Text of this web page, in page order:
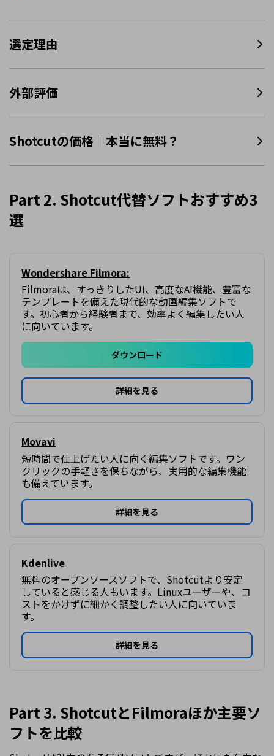
選定理由
外部評価
Shotcutの価格｜本当に無料？
Part 2. Shotcut代替ソフトおすすめ3
選
Wondershare Filmora:
Filmoraは、すっきりしたUI、高度なAI機能、豊富な
テンプレートを備えた現代的な動画編集ソフトで
す。初心者から経験者まで、効率よく編集したい人
に向いています。
ダウンロード
詳細を見る
Movavi
短時間で仕上げたい人に向く編集ソフトです。ワン
クリックの手軽さを保ちながら、実用的な編集機能
も備えています。
詳細を見る
Kdenlive
無料のオープンソースソフトで、Shotcutより安定
していると感じる人もいます。Linuxユーザーや、コ
ストをかけずに細かく調整したい人に向いていま
す。
詳細を見る
Part 3. ShotcutとFilmoraほか主要ソ
フトを比較